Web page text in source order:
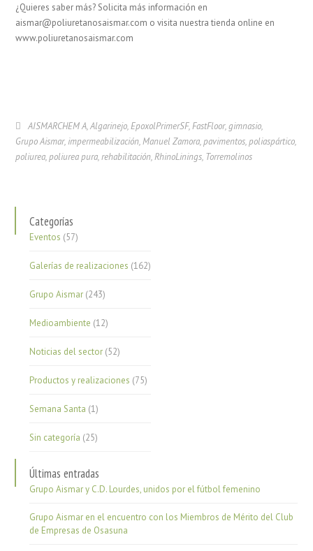
¿Quieres saber más? Solicita más información en
aismar@poliuretanosaismar.com o visita nuestra tienda online en
www.poliuretanosaismar.com
AISMARCHEM A,Algarinejo,EpoxolPrimerSF,FastFloor,gimnasio,
Grupo Aismar, impermeabilización,Manuel Zamora,pavimentos,poliaspártico,
poliurea,poliurea pura,rehabilitación,RhinoLinings, Torremolinos
Categorías
Eventos (57)
Galerías de realizaciones (162)
Grupo Aismar (243)
Medioambiente (12)
Noticias del sector (52)
Productos y realizaciones (75)
Semana Santa (1)
Sin categoría (25)
Últimas entradas
Grupo Aismar y C.D. Lourdes, unidos por el fútbol femenino
Grupo Aismar en el encuentro con los Miembros de Mérito del Club
de Empresas de Osasuna